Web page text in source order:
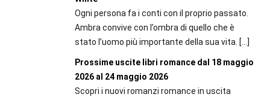
Ogni persona fa i conti con il proprio passato.
Ambra convive con l’ombra di quello che è
stato l’uomo più importante della sua vita. […]
Prossime uscite libri romance dal 18 maggio
2026 al 24 maggio 2026
Scopri i nuovi romanzi romance in uscita